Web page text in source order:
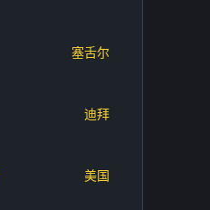
塞舌尔
迪拜
美国